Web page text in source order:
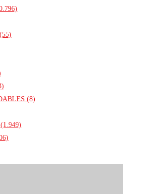
(55)
(8)
(1.949)